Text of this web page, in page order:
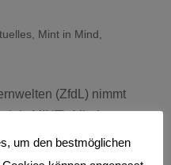
, Mint in Mind,
(ZfdL) nimmt
MINTinMind an
teil. Das ZfdL arbeitet
gemeinsam mit
um den bestmöglichen